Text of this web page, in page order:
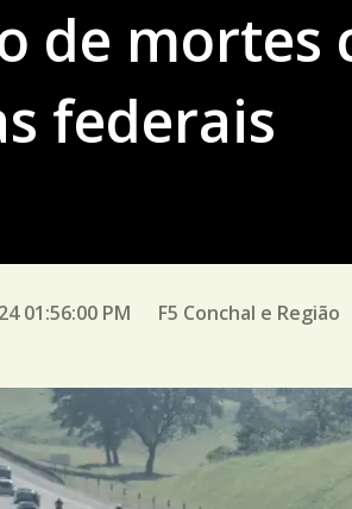
de mortes
federais
01:56:00 PM F5 Conchal e Região